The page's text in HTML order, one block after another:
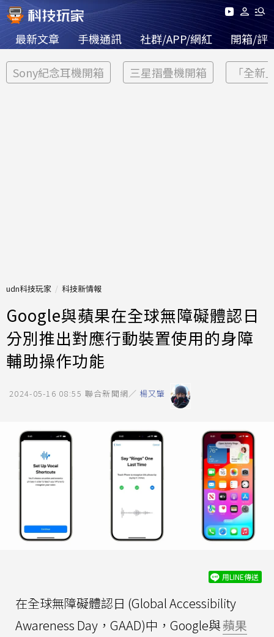
最新文章 手機通訊 社群/APP/網紅 開箱/評
Sony紀念耳機開箱 三星摺疊機開箱 「全新
udn科技玩家 科技新情報
Google與蘋果在全球無障礙體認日
分別推出對應行動裝置使用的身障
輔助操作功能
2024-05-16 08:55 聯合新聞網／ 楊又肇
用LINE傳送
在全球無障礙體認日 (Global Accessibility
Awareness Day，GAAD)中，Google與蘋果